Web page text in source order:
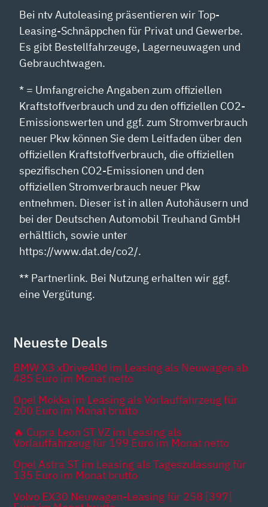
Bei ntv Autoleasing präsentieren wir Top-
Leasing-Schnäppchen für Privat und Gewerbe.
Es gibt Bestellfahrzeuge, Lagerneuwagen und
Gebrauchtwagen.
* = Umfangreiche Angaben zum offiziellen
Kraftstoffverbrauch und zu den offiziellen CO2-
Emissionswerten und ggf. zum Stromverbrauch
neuer Pkw können Sie dem Leitfaden über den
offiziellen Kraftstoffverbrauch, die offiziellen
spezifischen CO2-Emissionen und den
offiziellen Stromverbrauch neuer Pkw
entnehmen. Dieser ist in allen Autohäusern und
bei der Deutschen Automobil Treuhand GmbH
erhältlich, sowie unter
https://www.dat.de/co2/.
** Partnerlink. Bei Nutzung erhalten wir ggf.
eine Vergütung.
Neueste Deals
BMW X3 xDrive40d im Leasing als Neuwagen ab
485 Euro im Monat netto
Opel Mokka im Leasing als Vorlauffahrzeug für
200 Euro im Monat brutto
🔥 Cupra Leon ST VZ im Leasing als
Vorlauffahrzeug für 199 Euro im Monat netto
Opel Astra ST im Leasing als Tageszulassung für
135 Euro im Monat brutto
Volvo EX30 Neuwagen-Leasing für 258 [397]